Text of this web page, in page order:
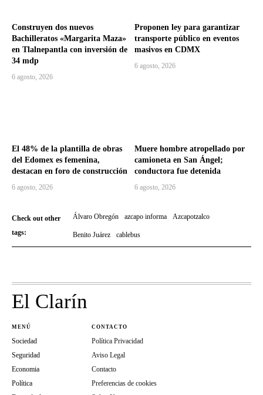
Construyen dos nuevos
Bachilleratos «Margarita Maza»
en Tlalnepantla con inversión de
34 mdp
6 agosto, 2026
Proponen ley para garantizar
transporte público en eventos
masivos en CDMX
6 agosto, 2026
El 48% de la plantilla de obras
del Edomex es femenina,
destacan en foro de construcción
6 agosto, 2026
Muere hombre atropellado por
camioneta en San Ángel;
conductora fue detenida
6 agosto, 2026
Check out other
tags:
Álvaro Obregón azcapo informa Azcapotzalco
Benito Juárez cablebus
El Clarín
MENÚ
Sociedad
Seguridad
Economia
Política
CONTACTO
Política Privacidad
Aviso Legal
Contacto
Preferencias de cookies